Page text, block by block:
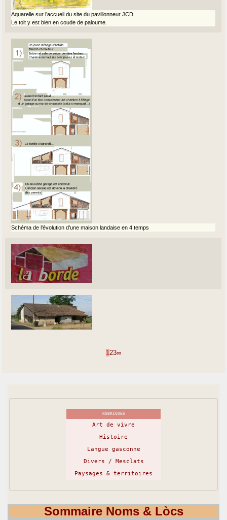
Aquarelle sur l’accueil du site du pavillonneur JCD
Le toit y est bien en coude de paloume.
Schéma de l’évolution d’une maison landaise en 4 temps
123∞
RUBRIQUES
Art de vivre
Histoire
Langue gasconne
Divers / Mesclats
Paysages & territoires
Sommaire Noms & Lòcs